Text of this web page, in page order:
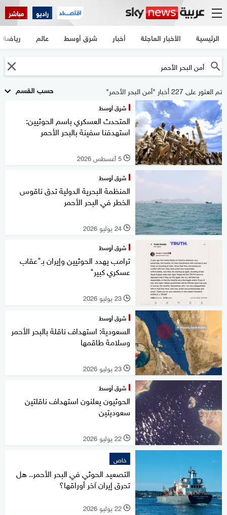
راديو مباشر
الرئيسية الأخبار العاجلة أخبار شرق أوسط عالم رياضة
حسب القسم تم العثور على 227 أخبار "أمن البحر الأحمر"
شرق أوسط
المتحدث العسكري باسم الحوثيين:
استهدفنا سفينة بالبحر الأحمر
l 5 أغسطس 2026
شرق أوسط
المنظمة البحرية الدولية تدق ناقوس
الخطر في البحر الأحمر
l 24 يوليو 2026
شرق أوسط
ترامب يهدد الحوثيين وإيران بـ"عقاب
عسكري كبير"
l 23 يوليو 2026
شرق أوسط
السعودية: استهداف ناقلة بالبحر الأحمر
وسلامة طاقمها
l 23 يوليو 2026
شرق أوسط
الحوثيون يعلنون استهداف ناقلتين
سعوديتين
l 22 يوليو 2026
خاص
التصعيد الحوثي في البحر الأحمر.. هل
تحرق إيران آخر أوراقها؟
l 22 يوليو 2026